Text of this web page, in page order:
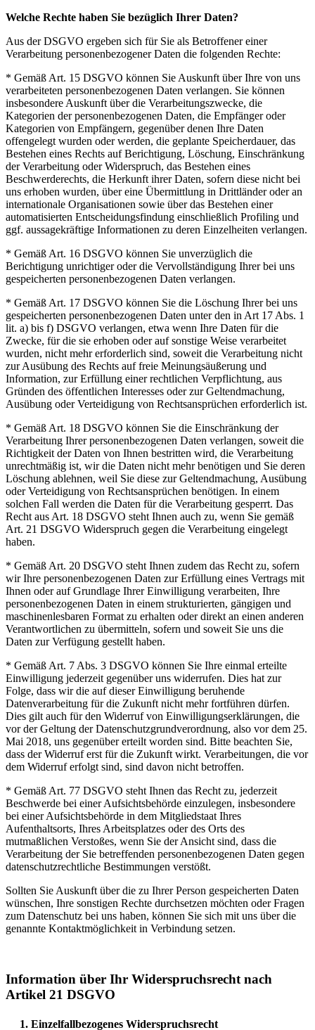
Welche Rechte haben Sie bezüglich Ihrer Daten?
Aus der DSGVO ergeben sich für Sie als Betroffener einer
Verarbeitung personenbezogener Daten die folgenden Rechte:
* Gemäß Art. 15 DSGVO können Sie Auskunft über Ihre von uns
verarbeiteten personenbezogenen Daten verlangen. Sie können
insbesondere Auskunft über die Verarbeitungszwecke, die
Kategorien der personenbezogenen Daten, die Empfänger oder
Kategorien von Empfängern, gegenüber denen Ihre Daten
offengelegt wurden oder werden, die geplante Speicherdauer, das
Bestehen eines Rechts auf Berichtigung, Löschung, Einschränkung
der Verarbeitung oder Widerspruch, das Bestehen eines
Beschwerderechts, die Herkunft ihrer Daten, sofern diese nicht bei
uns erhoben wurden, über eine Übermittlung in Drittländer oder an
internationale Organisationen sowie über das Bestehen einer
automatisierten Entscheidungsfindung einschließlich Profiling und
ggf. aussagekräftige Informationen zu deren Einzelheiten verlangen.
* Gemäß Art. 16 DSGVO können Sie unverzüglich die
Berichtigung unrichtiger oder die Vervollständigung Ihrer bei uns
gespeicherten personenbezogenen Daten verlangen.
* Gemäß Art. 17 DSGVO können Sie die Löschung Ihrer bei uns
gespeicherten personenbezogenen Daten unter den in Art 17 Abs. 1
lit. a) bis f) DSGVO verlangen, etwa wenn Ihre Daten für die
Zwecke, für die sie erhoben oder auf sonstige Weise verarbeitet
wurden, nicht mehr erforderlich sind, soweit die Verarbeitung nicht
zur Ausübung des Rechts auf freie Meinungsäußerung und
Information, zur Erfüllung einer rechtlichen Verpflichtung, aus
Gründen des öffentlichen Interesses oder zur Geltendmachung,
Ausübung oder Verteidigung von Rechtsansprüchen erforderlich ist.
* Gemäß Art. 18 DSGVO können Sie die Einschränkung der
Verarbeitung Ihrer personenbezogenen Daten verlangen, soweit die
Richtigkeit der Daten von Ihnen bestritten wird, die Verarbeitung
unrechtmäßig ist, wir die Daten nicht mehr benötigen und Sie deren
Löschung ablehnen, weil Sie diese zur Geltendmachung, Ausübung
oder Verteidigung von Rechtsansprüchen benötigen. In einem
solchen Fall werden die Daten für die Verarbeitung gesperrt. Das
Recht aus Art. 18 DSGVO steht Ihnen auch zu, wenn Sie gemäß
Art. 21 DSGVO Widerspruch gegen die Verarbeitung eingelegt
haben.
* Gemäß Art. 20 DSGVO steht Ihnen zudem das Recht zu, sofern
wir Ihre personenbezogenen Daten zur Erfüllung eines Vertrags mit
Ihnen oder auf Grundlage Ihrer Einwilligung verarbeiten, Ihre
personenbezogenen Daten in einem strukturierten, gängigen und
maschinenlesbaren Format zu erhalten oder direkt an einen anderen
Verantwortlichen zu übermitteln, sofern und soweit Sie uns die
Daten zur Verfügung gestellt haben.
* Gemäß Art. 7 Abs. 3 DSGVO können Sie Ihre einmal erteilte
Einwilligung jederzeit gegenüber uns widerrufen. Dies hat zur
Folge, dass wir die auf dieser Einwilligung beruhende
Datenverarbeitung für die Zukunft nicht mehr fortführen dürfen.
Dies gilt auch für den Widerruf von Einwilligungserklärungen, die
vor der Geltung der Datenschutzgrundverordnung, also vor dem 25.
Mai 2018, uns gegenüber erteilt worden sind. Bitte beachten Sie,
dass der Widerruf erst für die Zukunft wirkt. Verarbeitungen, die vor
dem Widerruf erfolgt sind, sind davon nicht betroffen.
* Gemäß Art. 77 DSGVO steht Ihnen das Recht zu, jederzeit
Beschwerde bei einer Aufsichtsbehörde einzulegen, insbesondere
bei einer Aufsichtsbehörde in dem Mitgliedstaat Ihres
Aufenthaltsorts, Ihres Arbeitsplatzes oder des Orts des
mutmaßlichen Verstoßes, wenn Sie der Ansicht sind, dass die
Verarbeitung der Sie betreffenden personenbezogenen Daten gegen
datenschutzrechtliche Bestimmungen verstößt.
Sollten Sie Auskunft über die zu Ihrer Person gespeicherten Daten
wünschen, Ihre sonstigen Rechte durchsetzen möchten oder Fragen
zum Datenschutz bei uns haben, können Sie sich mit uns über die
genannte Kontaktmöglichkeit in Verbindung setzen.
Information über Ihr Widerspruchsrecht nach
Artikel 21 DSGVO
1. Einzelfallbezogenes Widerspruchsrecht